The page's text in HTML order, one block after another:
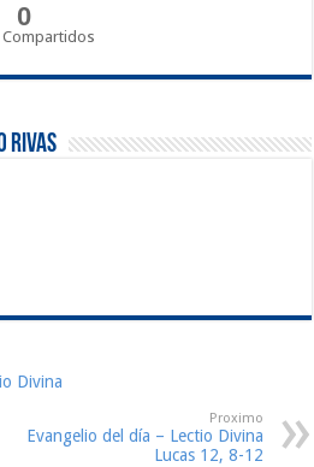
0
Compartidos
Rivas
Divina
Proximo
Evangelio del día – Lectio Divina
Lucas 12, 8-12